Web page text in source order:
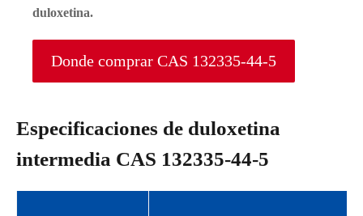
duloxetina.
Donde comprar CAS 132335-44-5
Especificaciones de duloxetina
intermedia CAS 132335-44-5